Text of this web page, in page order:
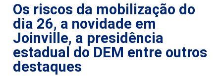
Os riscos da mobilização do
dia 26, a novidade em
Joinville, a presidência
estadual do DEM entre outros
destaques